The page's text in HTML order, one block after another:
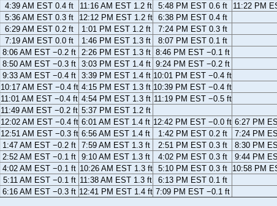
4:39 AM EST 0.4 ft 11:16 AM EST 1.2 ft 5:48 PM EST 0.6 ft 11:22 PM
5:36 AM EST 0.3 ft 12:12 PM EST 1.2 ft 6:38 PM EST 0.4 ft
6:29 AM EST 0.2 ft 1:01 PM EST 1.2 ft 7:24 PM EST 0.3 ft
7:19 AM EST 0.0 ft 1:46 PM EST 1.3 ft 8:07 PM EST 0.1 ft
8:06 AM EST −0.2 ft 2:26 PM EST 1.3 ft 8:46 PM EST −0.1 ft
8:50 AM EST −0.3 ft 3:03 PM EST 1.4 ft 9:24 PM EST −0.2 ft
9:33 AM EST −0.4 ft 3:39 PM EST 1.4 ft 10:01 PM EST −0.4 ft
10:17 AM EST −0.4 ft 4:15 PM EST 1.3 ft 10:39 PM EST −0.4 ft
11:01 AM EST −0.4 ft 4:54 PM EST 1.3 ft 11:19 PM EST −0.5 ft
11:49 AM EST −0.2 ft 5:37 PM EST 1.2 ft
12:02 AM EST −0.4 ft 6:01 AM EST 1.4 ft 12:42 PM EST −0.0 ft 6:27 PM
12:51 AM EST −0.3 ft 6:56 AM EST 1.4 ft 1:42 PM EST 0.2 ft 7:24 PM
1:47 AM EST −0.2 ft 7:59 AM EST 1.3 ft 2:51 PM EST 0.3 ft 8:30 PM
2:52 AM EST −0.1 ft 9:10 AM EST 1.3 ft 4:02 PM EST 0.3 ft 9:44 PM
4:02 AM EST −0.1 ft 10:26 AM EST 1.3 ft 5:10 PM EST 0.3 ft 10:58 PM
5:11 AM EST −0.1 ft 11:38 AM EST 1.3 ft 6:13 PM EST 0.1 ft
6:16 AM EST −0.3 ft 12:41 PM EST 1.4 ft 7:09 PM EST −0.1 ft